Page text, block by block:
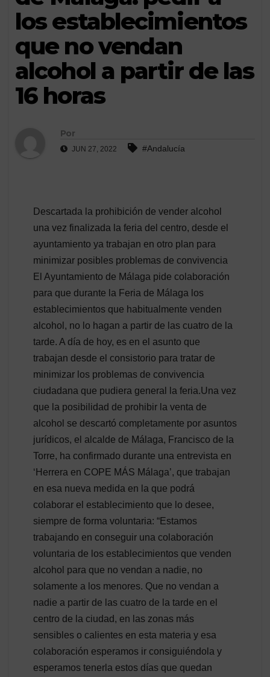
los establecimientos
que no vendan
alcohol a partir de las
16 horas
Por
JUN 27, 2022 #Andalucía
Descartada la prohibición de vender alcohol
una vez finalizada la feria del centro, desde el
ayuntamiento ya trabajan en otro plan para
minimizar posibles problemas de convivencia
El Ayuntamiento de Málaga pide colaboración
para que durante la Feria de Málaga los
establecimientos que habitualmente venden
alcohol, no lo hagan a partir de las cuatro de la
tarde. A día de hoy, es en el asunto que
trabajan desde el consistorio para tratar de
minimizar los problemas de convivencia
ciudadana que pudiera general la feria.Una vez
que la posibilidad de prohibir la venta de
alcohol se descartó completamente por asuntos
jurídicos, el alcalde de Málaga, Francisco de la
Torre, ha confirmado durante una entrevista en
‘Herrera en COPE MÁS Málaga’, que trabajan
en esa nueva medida en la que podrá
colaborar el establecimiento que lo desee,
siempre de forma voluntaria: “Estamos
trabajando en conseguir una colaboración
voluntaria de los establecimientos que venden
alcohol para que no vendan a nadie, no
solamente a los menores. Que no vendan a
nadie a partir de las cuatro de la tarde en el
centro de la ciudad, en las zonas más
sensibles o calientes en esta materia y esa
colaboración esperamos ir consiguiéndola y
esperamos tenerla estos días que quedan